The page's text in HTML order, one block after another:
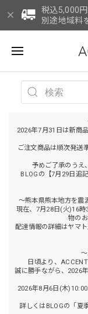
税込5,000
別途地域料
2026年7月31日は新商
ご注文商品は順次発送
予めご了承のうえ
BLOGの【7月29日追
～熊本県熊本地方を震
現在、7月28日(火)16
物の
配達情報の詳細はヤマ
日頃より、
誠に勝手ながら、2026
2026年8月6日(木
詳しくはBLOGの「夏